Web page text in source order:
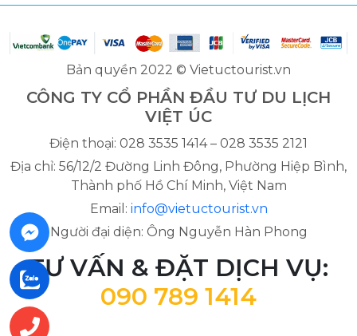
Bản quyền 2022 © Vietuctourist.vn
CÔNG TY CỔ PHẦN ĐẦU TƯ DU LỊCH
VIỆT ÚC
Điện thoại: 028 3535 1414 – 028 3535 2121
Địa chỉ: 56/12/2 Đường Linh Đông, Phường Hiệp Bình,
Thành phố Hồ Chí Minh, Việt Nam
Email: info@vietuctourist.vn
Người đại diện: Ông Nguyễn Hàn Phong
TƯ VẤN & ĐẶT DỊCH VỤ:
090 789 1414